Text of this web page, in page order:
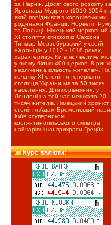
за Париж. Досяг свого розквіту за
Ярослава Мудрого (1010-1054
який поріднився з королівськими
родинами Франції, Норвегії,
та Польщі. Німецький церковний
XІ століття єпископ із Саксонії
Титмар Мерзебурзький у своїй
«Хроніці» у 1012 - 1018 роках,
характеризує Київ як «велике
у якому більш 400 церков, 8
незліченна кількість жителів». На
початку ХІ століття теперішня
столиця України мала 50 тисяч
населення. Для порівняння, у
Лондоні на той час мешкало 20
тисяч жителів. Німецький хроніст
століття Адам Бременський
Київ «суперником
костянтинопільського скіпетра,
найчарівнішої прикраси Греції».
Курс валюти: